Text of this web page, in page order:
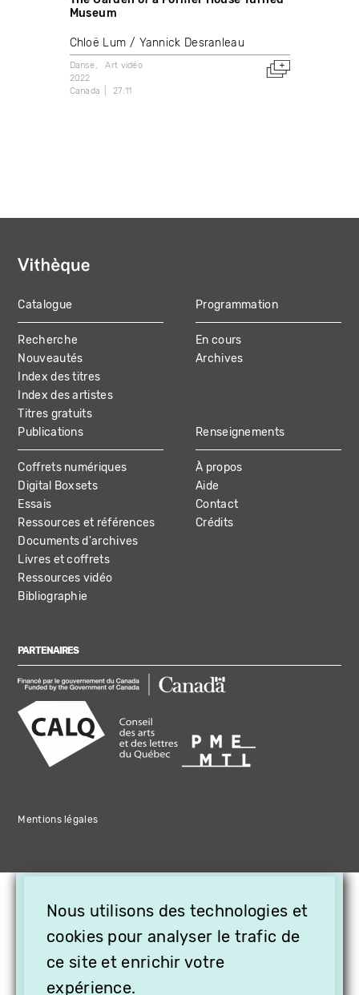
Museum
Chloë Lum Yannick Desranleau
Danse
Art vidéo
2022
Canada
27:11
MAIN
NAVIGATION
Catalogue
Recherche
Nouveautés
Index des titres
Index des artistes
Titres gratuits
Programmation
En cours
Archives
Publications
Coffrets numériques
Digital Boxsets
Essais
Ressources et références
Documents d'archives
Livres et coffrets
Ressources vidéo
Bibliographie
Renseignements
À propos
Aide
Contact
Crédits
PARTENAIRES
Mentions légales
Nous utilisons des technologies et
cookies pour analyser le trafic de
ce site et enrichir votre
expérience.
OFFREZ LA VIDÉO EN
CADEAU, ABONNEZ VOS
PROCHES À VITHÈQUE !